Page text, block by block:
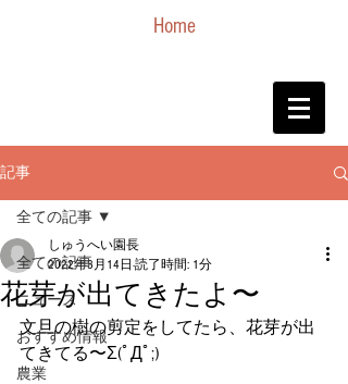
Home
記事
全ての記事
ニュース
おすすめ情報
農業
全ての記事
花芽が出てきたよ〜
しゅうへい園長
2022年3月14日 読了時間: 1分
文旦の樹の剪定をしてたら、花芽が出
てきてる〜Σ(ﾟДﾟ;)